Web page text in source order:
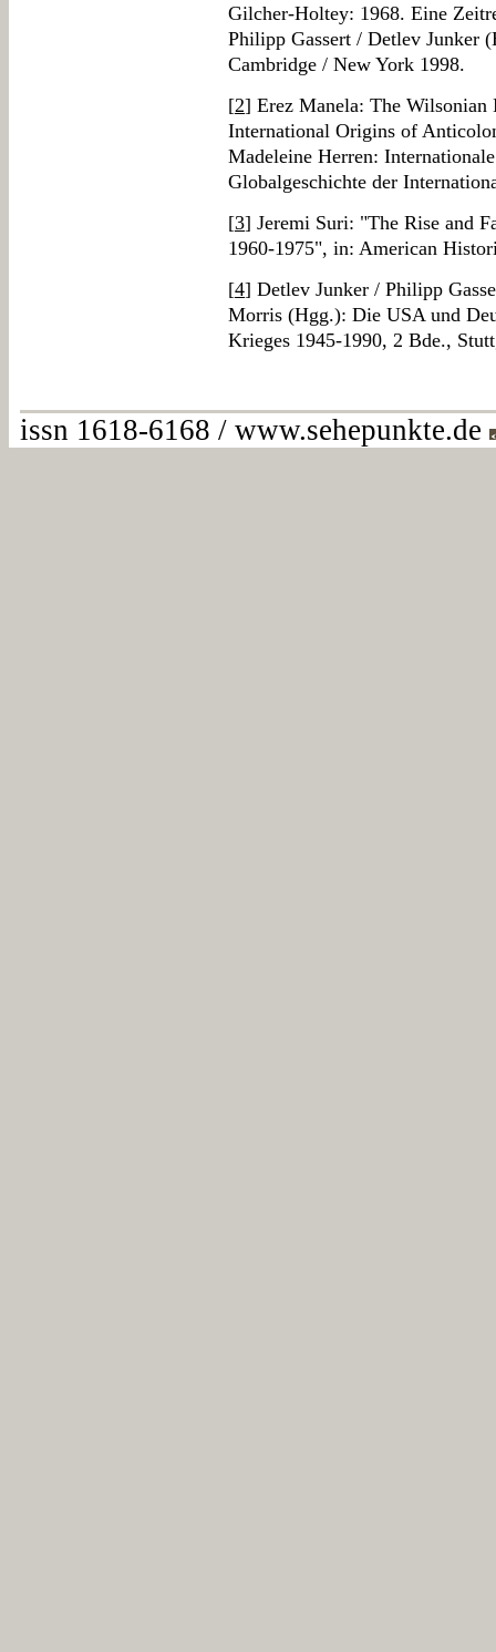
Gilcher-Holtey: 1968. Eine
Philipp Gassert / Detlev Junker
Cambridge / New York 1998.
[2] Erez Manela: The
International Origins of
Madeleine Herren:
Globalgeschichte der
[3] Jeremi Suri: "The Rise and
1960-1975", in: American
[4] Detlev Junker / Philipp
Morris (Hgg.): Die USA und
Krieges 1945-1990, 2 Bde.,
issn 1618-6168 / www.sehepunkte.de